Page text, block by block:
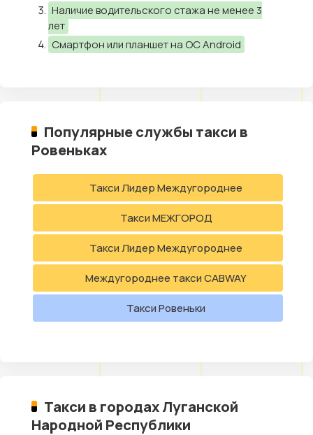
Наличие водительского стажа не менее 3
лет
Смартфон или планшет на ОС Android
Популярные службы такси в
Ровеньках
Такси Лидер Междугороднее
Такси МЕЖГОРОД
Такси Лидер Междугороднее
Междугороднее такси CABWAY
Такси Ровеньки
Такси в городах Луганской
Народной Республики